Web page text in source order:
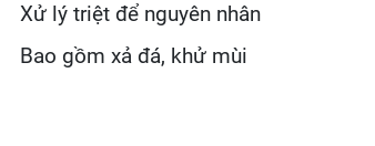
Xử lý triệt để nguyên nhân
Bao gồm xả đá, khử mùi